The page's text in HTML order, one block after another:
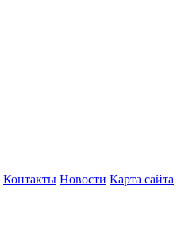
Контакты Новости Карта сайта